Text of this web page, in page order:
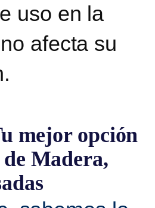
uso en la
afecta su
mejor opción
Madera,